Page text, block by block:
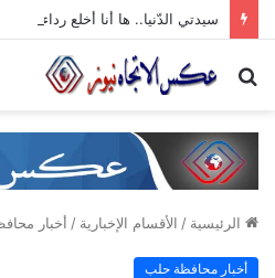
بحث
الرئيسية / الأقسام الإخبارية / أخبار
أخبار محافظة حلب